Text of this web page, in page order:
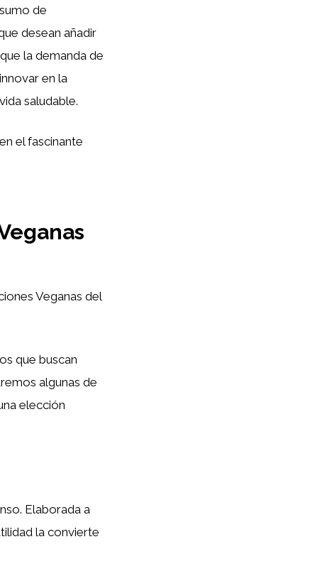
de
desean añadir
la demanda de
en la
saludable.
el fascinante
Veganas del
que buscan
algunas de
elección
Elaborada a
la convierte